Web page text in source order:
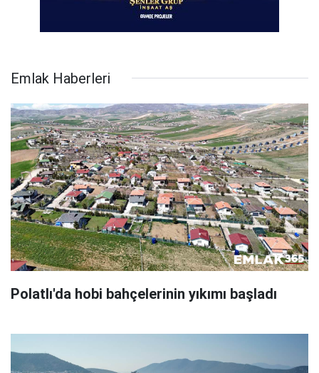
Emlak Haberleri
Polatlı'da hobi bahçelerinin yıkımı başladı